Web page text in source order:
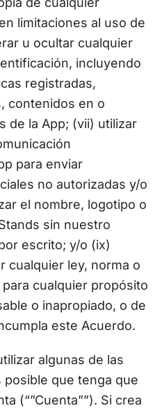
limitaciones al uso de
u ocultar cualquier
incluyendo
registradas,
contenidos en o
de la App; (vii) utilizar
para enviar
no autorizadas y/o
el nombre, logotipo o
sin nuestro
escrito; y/o (ix)
cualquier ley, norma o
cualquier propósito
o inapropiado, o de
este Acuerdo.
algunas de las
que tenga que
(“”Cuenta””). Si crea